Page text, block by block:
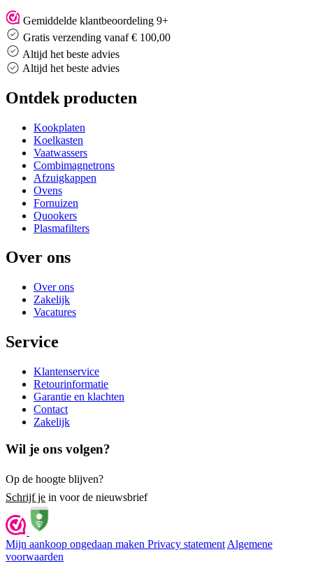
Gemiddelde klantbeoordeling 9+
Gratis verzending vanaf € 100,00
Altijd het beste advies
Altijd het beste advies
Ontdek producten
Kookplaten
Koelkasten
Vaatwassers
Combimagnetrons
Afzuigkappen
Ovens
Fornuizen
Quookers
Plasmafilters
Over ons
Over ons
Zakelijk
Vacatures
Service
Klantenservice
Retourinformatie
Garantie en klachten
Contact
Zakelijk
Wil je ons volgen?
Op de hoogte blijven?
Schrijf je in voor de nieuwsbrief
Mijn aankoop ongedaan maken Privacy statement Algemene
voorwaarden